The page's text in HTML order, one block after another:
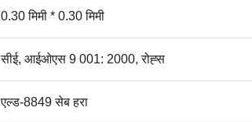
0.30 मिमी * 0.30 मिमी
सीई, आईओएस 9 001: 2000, रोह्स
एल्ड-8849 सेब हरा